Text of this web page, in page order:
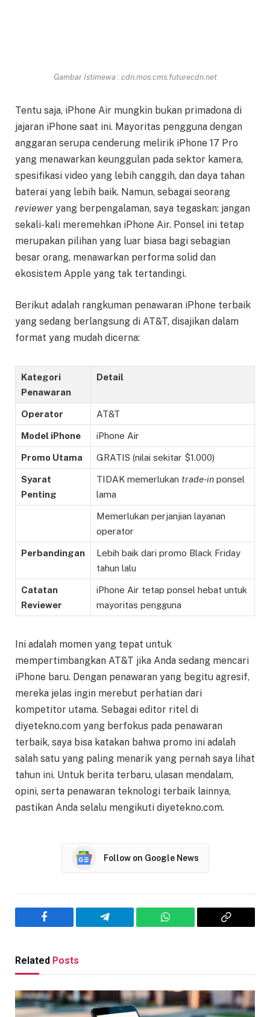
Gambar Istimewa : cdn.mos.cms.futurecdn.net
Tentu saja, iPhone Air mungkin bukan primadona di
jajaran iPhone saat ini. Mayoritas pengguna dengan
anggaran serupa cenderung melirik iPhone 17 Pro
yang menawarkan keunggulan pada sektor kamera,
spesifikasi video yang lebih canggih, dan daya tahan
baterai yang lebih baik. Namun, sebagai seorang
reviewer yang berpengalaman, saya tegaskan: jangan
sekali-kali meremehkan iPhone Air. Ponsel ini tetap
merupakan pilihan yang luar biasa bagi sebagian
besar orang, menawarkan performa solid dan
ekosistem Apple yang tak tertandingi.
Berikut adalah rangkuman penawaran iPhone terbaik
yang sedang berlangsung di AT&T, disajikan dalam
format yang mudah dicerna:
Kategori
Penawaran
Detail
Operator AT&T
Model iPhone iPhone Air
Promo Utama GRATIS (nilai sekitar $1.000)
Syarat
Penting
TIDAK memerlukan trade-in ponsel
lama
Memerlukan perjanjian layanan
operator
Perbandingan
Lebih baik dari promo Black Friday
tahun lalu
Catatan
Reviewer
iPhone Air tetap ponsel hebat untuk
mayoritas pengguna
Ini adalah momen yang tepat untuk
mempertimbangkan AT&T jika Anda sedang mencari
iPhone baru. Dengan penawaran yang begitu agresif,
mereka jelas ingin merebut perhatian dari
kompetitor utama. Sebagai editor ritel di
diyetekno.com yang berfokus pada penawaran
terbaik, saya bisa katakan bahwa promo ini adalah
salah satu yang paling menarik yang pernah saya lihat
tahun ini. Untuk berita terbaru, ulasan mendalam,
opini, serta penawaran teknologi terbaik lainnya,
pastikan Anda selalu mengikuti diyetekno.com.
Follow on Google News
Facebook Telegram WhatsApp
Copy
Related Posts